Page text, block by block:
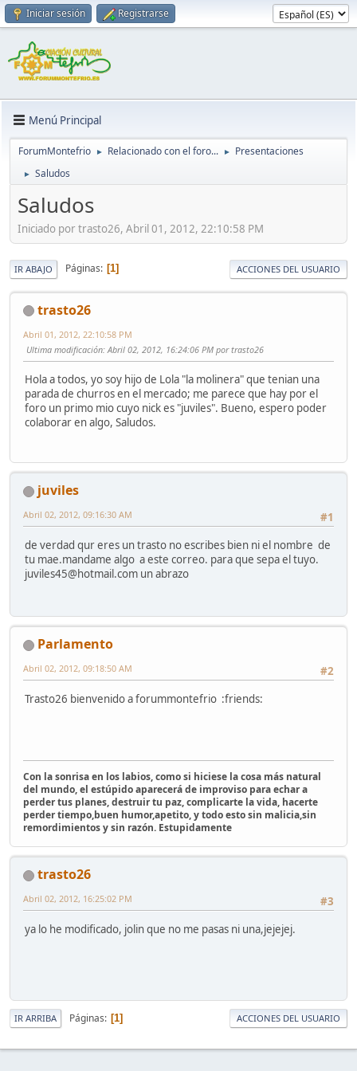
Iniciar sesión Registrarse
Menú Principal
ForumMontefrio ► Relacionado con el foro... ► Presentaciones
► Saludos
Saludos
Iniciado por trasto26, Abril 01, 2012, 22:10:58 PM
IR ABAJO Páginas 1 ACCIONES DEL USUARIO
trasto26
Abril 01, 2012, 22:10:58 PM
Ultima modificación: Abril 02, 2012, 16:24:06 PM por trasto26
Hola a todos, yo soy hijo de Lola "la molinera" que tenian una
parada de churros en el mercado; me parece que hay por el
foro un primo mio cuyo nick es "juviles". Bueno, espero poder
colaborar en algo, Saludos.
juviles
#1
Abril 02, 2012, 09:16:30 AM
de verdad qur eres un trasto no escribes bien ni el nombre de
tu mae.mandame algo a este correo. para que sepa el tuyo.
juviles45@hotmail.com un abrazo
Parlamento
#2
Abril 02, 2012, 09:18:50 AM
Trasto26 bienvenido a forummontefrio :friends:
Con la sonrisa en los labios, como si hiciese la cosa más natural
del mundo, el estúpido aparecerá de improviso para echar a
perder tus planes, destruir tu paz, complicarte la vida, hacerte
perder tiempo,buen humor,apetito, y todo esto sin malicia,sin
remordimientos y sin razón. Estupidamente
trasto26
#3
Abril 02, 2012, 16:25:02 PM
ya lo he modificado, jolin que no me pasas ni una,jejejej.
IR ARRIBA Páginas 1 ACCIONES DEL USUARIO